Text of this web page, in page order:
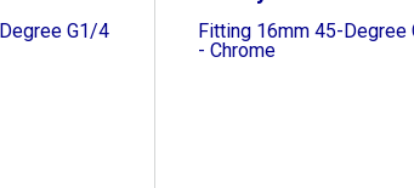
G1/4
Fitting 16mm 45-Degree
- Chrome